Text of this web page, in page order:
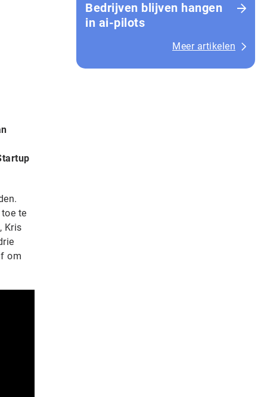
te
Kris
om
Bedrijven blijven hangen
in ai-pilots
Meer artikelen